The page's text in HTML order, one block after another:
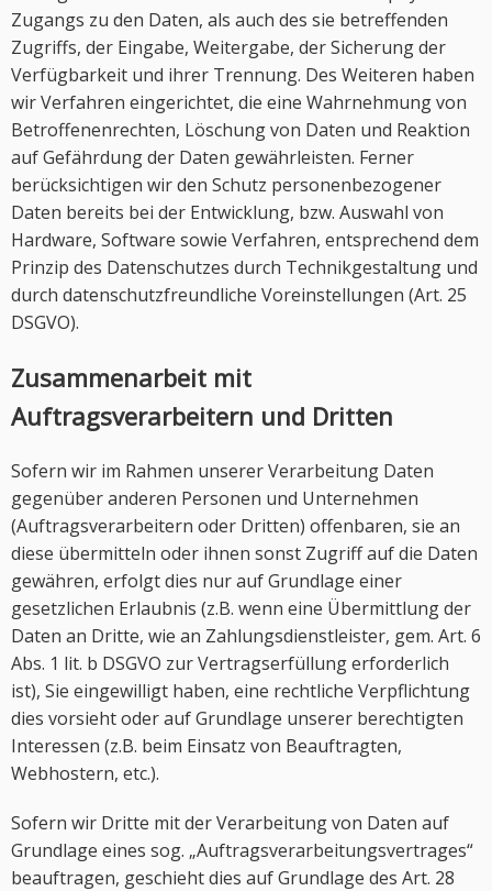
Zugangs zu den Daten, als auch des sie betreffenden
Zugriffs, der Eingabe, Weitergabe, der Sicherung der
Verfügbarkeit und ihrer Trennung. Des Weiteren haben
wir Verfahren eingerichtet, die eine Wahrnehmung von
Betroffenenrechten, Löschung von Daten und Reaktion
auf Gefährdung der Daten gewährleisten. Ferner
berücksichtigen wir den Schutz personenbezogener
Daten bereits bei der Entwicklung, bzw. Auswahl von
Hardware, Software sowie Verfahren, entsprechend dem
Prinzip des Datenschutzes durch Technikgestaltung und
durch datenschutzfreundliche Voreinstellungen (Art. 25
DSGVO).
Zusammenarbeit mit
Auftragsverarbeitern und Dritten
Sofern wir im Rahmen unserer Verarbeitung Daten
gegenüber anderen Personen und Unternehmen
(Auftragsverarbeitern oder Dritten) offenbaren, sie an
diese übermitteln oder ihnen sonst Zugriff auf die Daten
gewähren, erfolgt dies nur auf Grundlage einer
gesetzlichen Erlaubnis (z.B. wenn eine Übermittlung der
Daten an Dritte, wie an Zahlungsdienstleister, gem. Art. 6
Abs. 1 lit. b DSGVO zur Vertragserfüllung erforderlich
ist), Sie eingewilligt haben, eine rechtliche Verpflichtung
dies vorsieht oder auf Grundlage unserer berechtigten
Interessen (z.B. beim Einsatz von Beauftragten,
Webhostern, etc.).
Sofern wir Dritte mit der Verarbeitung von Daten auf
Grundlage eines sog. „Auftragsverarbeitungsvertrages“
beauftragen, geschieht dies auf Grundlage des Art. 28